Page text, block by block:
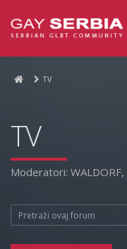
TV
TV
Moderatori: WALDORF,